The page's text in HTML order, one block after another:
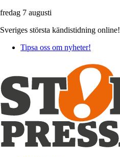
fredag 7 augusti
Sveriges största kändistidning online!
Tipsa oss om nyheter!